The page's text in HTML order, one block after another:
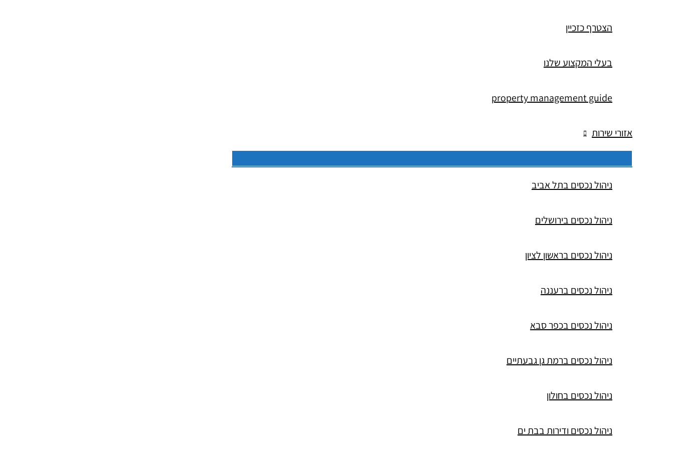
הצטרף כזכיין
בעלי המקצוע שלנו
property management guide
אזורי שירות
ניהול נכסים בתל אביב
ניהול נכסים בירושלים
ניהול נכסים בראשון לציון
ניהול נכסים ברעננה
ניהול נכסים בכפר סבא
ניהול נכסים ברמת גן גבעתיים
ניהול נכסים בחולון
ניהול נכסים ודירות בבת ים